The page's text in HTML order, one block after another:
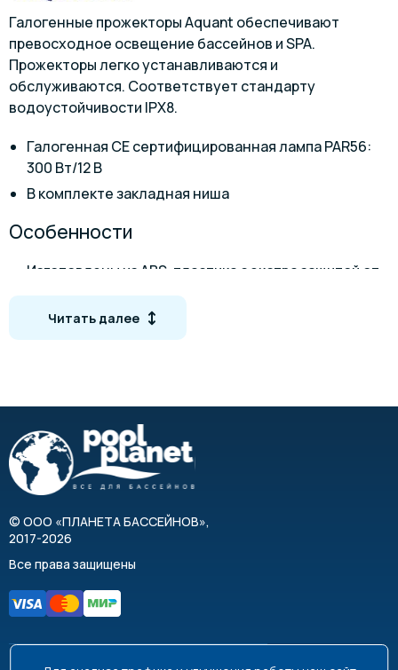
Галогенные прожекторы Aquant обеспечивают
превосходное освещение бассейнов и SPA.
Прожекторы легко устанавливаются и
обслуживаются. Соответствует стандарту
водоустойчивости IPX8.
Галогенная CE сертифицированная лампа PAR56:
300 Вт/12 В
В комплекте закладная ниша
Особенности
Изготовлены из ABS-пластика с экстра защитой от
воздействия ультрафиолета
Высокая сопротивляемость химическим продуктам
Соответствуют III классу безопасности
плавательных бассейнов где требуется мощное и
надежное освещение
Технические характеристики
Мощность: 300 Вт
Напряжение: 12 В
Класс защиты: IPX8
Длина кабеля: 2.5 м
Материал корпуса и оправы: ABS-пластик
Цвет свечения: Белый
Читать далее
© ООО «ПЛАНЕТА БАССЕЙНОВ»,
2017-2026
Все права защищены